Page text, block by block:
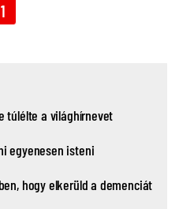
1
túlélte a világhírnevet
egyenesen isteni
hogy elkerüld a demenciát